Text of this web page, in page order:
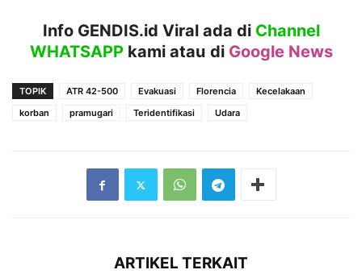
Info GENDIS.id Viral ada di Channel
WHATSAPPkami atau di Google News
TOPIK ATR 42-500 Evakuasi Florencia
Kecelakaan
korban
pramugari Teridentifikasi Udara
ARTIKEL TERKAIT